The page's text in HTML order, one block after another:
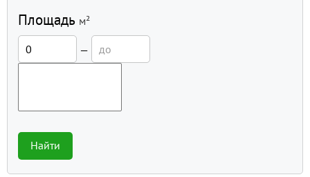
Площадь м²
—
Найти